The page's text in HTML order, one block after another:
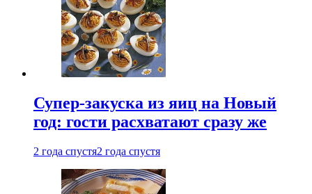
Супер-закуска из яиц на Новый
год: гости расхватают сразу же
2 года спустя2 года спустя